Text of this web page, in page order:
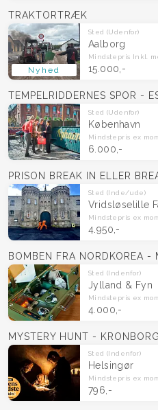
Nyhed
TRAKTORTRÆK
Sted (Udenfor)
Aalborg
Mindstepris Inkl.
15.000,-
Sted (Udenfor)
København
Mindstepris ex
6.000,-
PRISON BREAK IN ELLER
Sted (Inde/ude)
Mindstepris ex
4.950,-
Sted (Indenfor)
Jylland & Fyn
Mindstepris ex
4.000,-
MYSTERY HUNT - KRONBORG
Sted (Indenfor)
Helsingør
Mindstepris ex
796,-